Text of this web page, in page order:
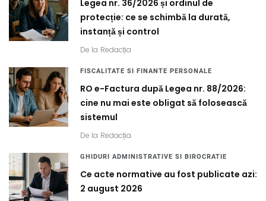
Legea nr. 36/2026 și ordinul de
protecție: ce se schimbă la durată,
instanță și control
De la Redacția
FISCALITATE SI FINANTE PERSONALE
RO e-Factura după Legea nr. 88/2026:
cine nu mai este obligat să folosească
sistemul
De la Redacția
GHIDURI ADMINISTRATIVE SI BIROCRATIE
Ce acte normative au fost publicate azi:
2 august 2026